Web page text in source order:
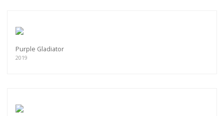
Purple Gladiator
2019